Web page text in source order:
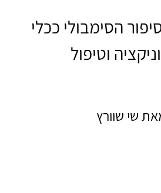
הסימבולי ככלי
וטיפול
שי שוורץ